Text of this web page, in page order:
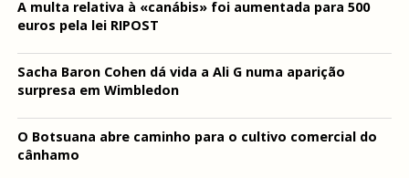
A multa relativa à «canábis» foi aumentada para 500
euros pela lei RIPOST
Sacha Baron Cohen dá vida a Ali G numa aparição
surpresa em Wimbledon
O Botsuana abre caminho para o cultivo comercial do
cânhamo